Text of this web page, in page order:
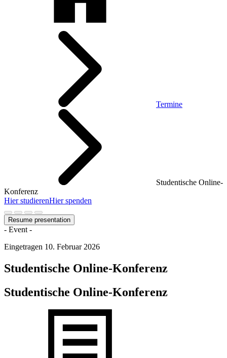
Termine
Studentische Online-
Konferenz
Hier studierenHier spenden
Resume presentation
- Event -
Eingetragen 10. Februar 2026
Studentische Online-Konferenz
Studentische Online-Konferenz